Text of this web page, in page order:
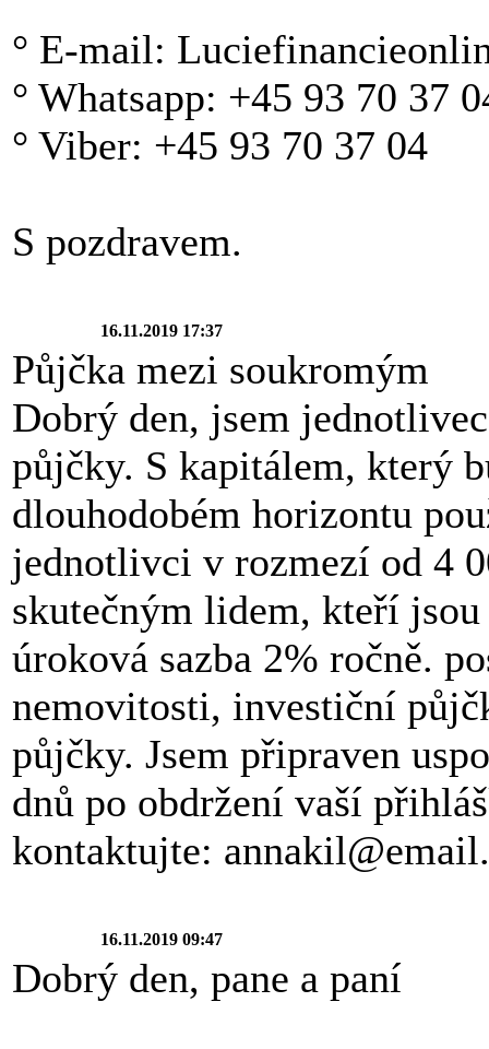
° E-mail:
° Whatsapp: +45 93 70 37
° Viber: +45 93 70 37 04
S pozdravem.
16.11.2019 17:37
Půjčka mezi soukromým
Dobrý den, jsem
půjčky. S kapitálem, který
dlouhodobém horizontu
jednotlivci v rozmezí od 4
skutečným lidem, kteří
úroková sazba 2% ročně.
nemovitosti, investiční
půjčky. Jsem připraven
dnů po obdržení vaší
kontaktujte:
16.11.2019 09:47
Dobrý den, pane a paní